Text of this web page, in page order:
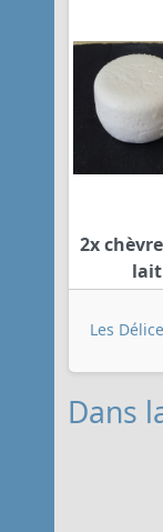
2x
Les
Dans